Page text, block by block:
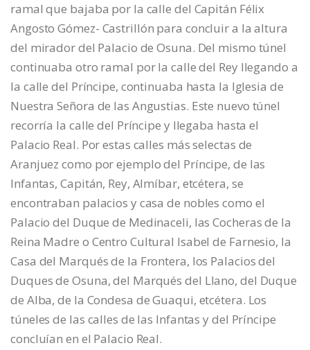
ramal que bajaba por la calle del Capitán Félix
Angosto Gómez- Castrillón para concluir a la altura
del mirador del Palacio de Osuna. Del mismo túnel
continuaba otro ramal por la calle del Rey llegando a
la calle del Príncipe, continuaba hasta la Iglesia de
Nuestra Señora de las Angustias. Este nuevo túnel
recorría la calle del Príncipe y llegaba hasta el
Palacio Real. Por estas calles más selectas de
Aranjuez como por ejemplo del Príncipe, de las
Infantas, Capitán, Rey, Almíbar, etcétera, se
encontraban palacios y casa de nobles como el
Palacio del Duque de Medinaceli, las Cocheras de la
Reina Madre o Centro Cultural Isabel de Farnesio, la
Casa del Marqués de la Frontera, los Palacios del
Duques de Osuna, del Marqués del Llano, del Duque
de Alba, de la Condesa de Guaqui, etcétera. Los
túneles de las calles de las Infantas y del Príncipe
concluían en el Palacio Real.